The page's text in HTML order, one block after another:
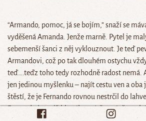
“Armando, pomoc, já se bojím,” snaží se
vyděšená Amanda. Jenže marně. Pytel je
sebemenší šanci z něj vyklouznout. Je teď
Armandovi, což po tak dlouhém ostychu
teď….teďz toho tedy rozhodně radost nemá.
jen jedinou myšlenku – najít cestu ven a oba
štěstí, že je Fernando rovnou nestrčil do
Fernando je totiž hlupák neví, že právě v